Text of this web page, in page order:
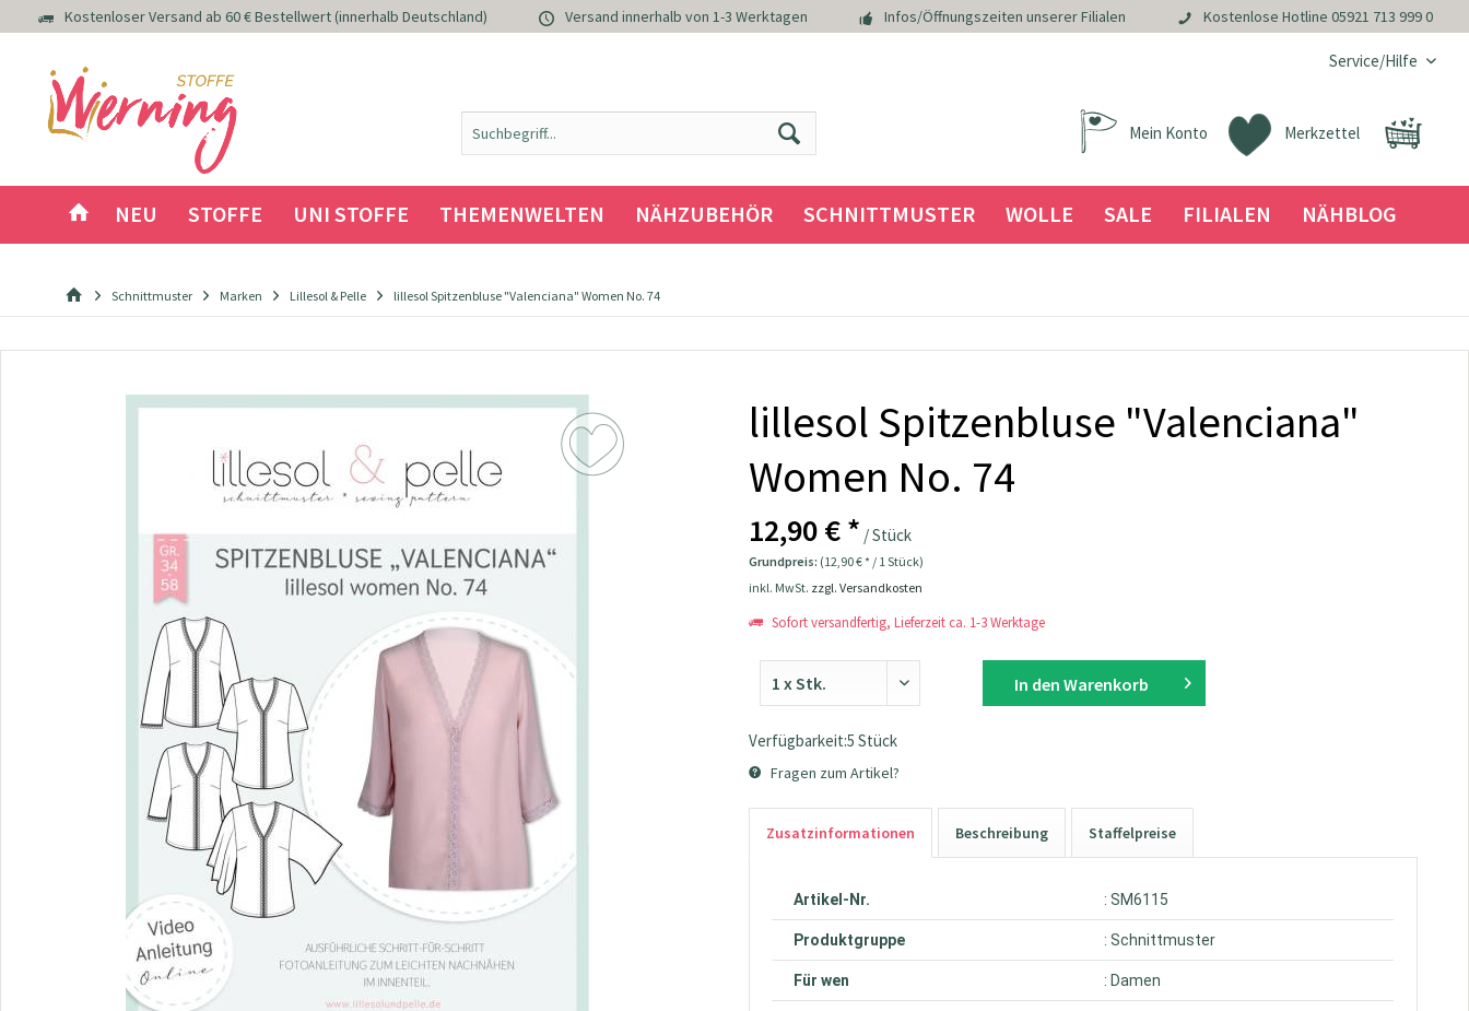
Kostenloser Versand ab 60 € Bestellwert (innerhalb Deutschland) Versand innerhalb von 1-3 Werktagen Infos/Öffnungszeiten unserer Filialen Kostenlose Hotline 05921 713 999 0
Service/Hilfe
Merkzettel
Mein Konto
NEU STOFFE UNI STOFFE THEMENWELTEN NÄHZUBEHÖR SCHNITTMUSTER WOLLE SALE FILIALEN NÄHBLOG
Schnittmuster Marken Lillesol & Pelle lillesol Spitzenbluse "Valenciana" Women No. 74
lillesol Spitzenbluse "Valenciana"
Women No. 74
12,90 € * / Stück
Grundpreis: (12,90 € * / 1 Stück)
inkl. MwSt. zzgl. Versandkosten
Sofort versandfertig, Lieferzeit ca. 1-3 Werktage
In den Warenkorb
Verfügbarkeit:5 Stück
Fragen zum Artikel?
Zusatzinformationen Beschreibung Staffelpreise
Artikel-Nr. : SM6115
Produktgruppe : Schnittmuster
Für wen : Damen